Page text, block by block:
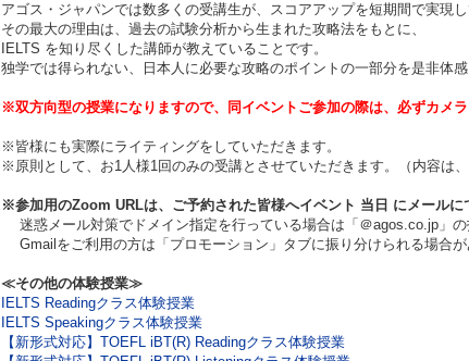
アゴス・ジャパンでは数多くの受講生が、スコアアップを短期間で実現し
その最大の理由は、過去の試験分析から生まれた攻略法をもとに、
IELTS を知り尽くした講師が教えていることです。
独学では得られない、日本人に必要な攻略のポイントの一部分を是非体感
※双方向型の授業になりますので、同イベントご参加の際は、必ずカメ
※皆様にも実際にライティングをしていただきます。
※原則として、お1人様1回のみの受講とさせていただきます。（内容は、
※参加用のZoom URLは、ご予約された皆様へイベント 当日 にメールに
迷惑メール対策でドメイン指定を行っている場合は「＠agos.co.jp」の
Gmailをご利用の方は「プロモーション」タブに振り分けられる場合が
≪その他の体験授業≫
IELTS Readingクラス体験授業
IELTS Speakingクラス体験授業
【新形式対応】TOEFL iBT(R) Readingクラス体験授業